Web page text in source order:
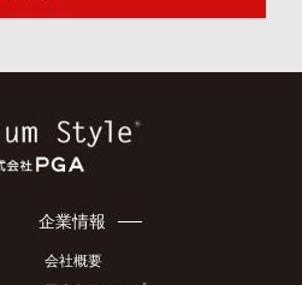
企業情報
会社概要